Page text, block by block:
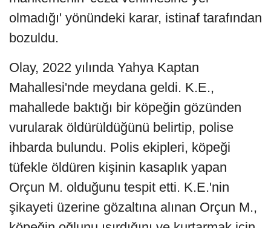
olmadığı' yönündeki karar, istinaf tarafından
bozuldu.
Olay, 2022 yılında Yahya Kaptan
Mahallesi'nde meydana geldi. K.E.,
mahallede baktığı bir köpeğin gözünden
vurularak öldürüldüğünü belirtip, polise
ihbarda bulundu. Polis ekipleri, köpeği
tüfekle öldüren kişinin kasaplık yapan
Orçun M. olduğunu tespit etti. K.E.'nin
şikayeti üzerine gözaltına alınan Orçun M.,